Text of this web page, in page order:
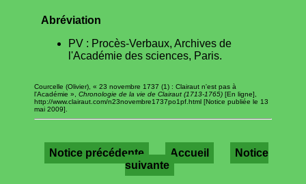
Abréviation
PV : Procès-Verbaux, Archives de
l'Académie des sciences, Paris.
Courcelle (Olivier), « 23 novembre 1737 (1) : Clairaut n'est pas à
l'Académie », Chronologie de la vie de Clairaut (1713-1765) [En ligne],
http://www.clairaut.com/n23novembre1737po1pf.html [Notice publiée le 13
mai 2009].
Notice précédente Accueil
Notice
suivante